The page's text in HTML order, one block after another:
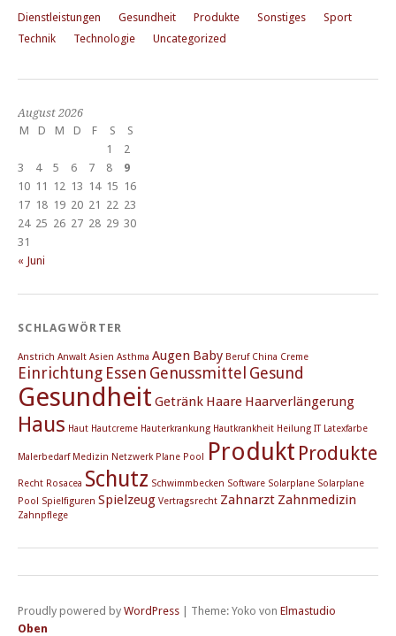
Dienstleistungen Gesundheit Produkte Sonstiges
Sport
Technik
Technologie Uncategorized
August 2026
M
D M D F S
S
1
2
3
4 5 6 7 8
9
10 11 12 13 14 15 16
17 18 19 20 21 22 23
24 25 26 27 28 29 30
31
« Juni
SCHLAGWÖRTER
Anstrich Anwalt Asien Asthma Augen Baby Beruf China Creme
Einrichtung Essen Genussmittel Gesund
Gesundheit Getränk Haare Haarverlängerung
Haus Haut Hautcreme Hauterkrankung Hautkrankheit Heilung IT Latexfarbe
Malerbedarf Medizin Netzwerk Plane Pool Produkt Produkte
Recht Rosacea Schutz Schwimmbecken Software Solarplane Solarplane
Pool Spielfiguren Spielzeug Vertragsrecht Zahnarzt Zahnmedizin
Zahnpflege
Proudly powered by WordPress | Theme: Yoko von Elmastudio
Oben